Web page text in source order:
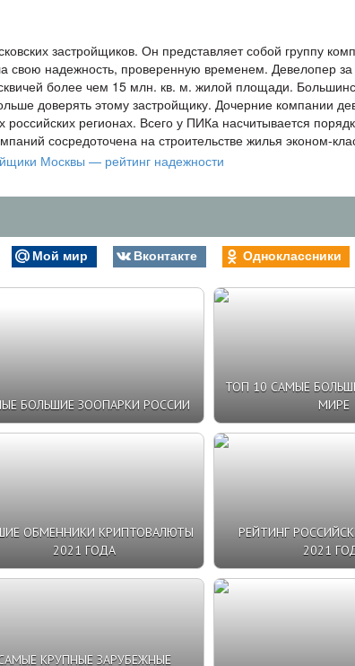
застройщиков. Он представляет собой группу
свою надежность, проверенную временем. Девелопер
более чем 15 млн. кв. м. жилой площади.
доверять этому застройщику. Дочерние компании
регионах. Всего у ПИКа насчитывается
сосредоточена на строительстве жилья эконом-
Мой мир Вконтакте Одноклассники
БОЛЬШИЕ ЗООПАРКИ РОССИИ
ТОП 10 САМЫЕ
МИРЕ
ОБМЕННИКИ КРИПТОВАЛЮТЫ
2021 ГОДА
РЕЙТИНГ
2021
КРУПНЫЕ ЗАРУБЕЖНЫЕ